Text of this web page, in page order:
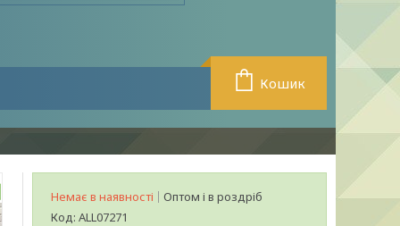
Кошик
Немає в наявності
Оптом і в роздріб
Код: ALL07271